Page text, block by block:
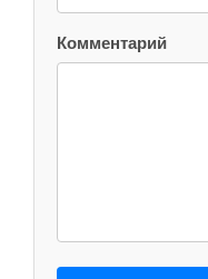
Комментарий